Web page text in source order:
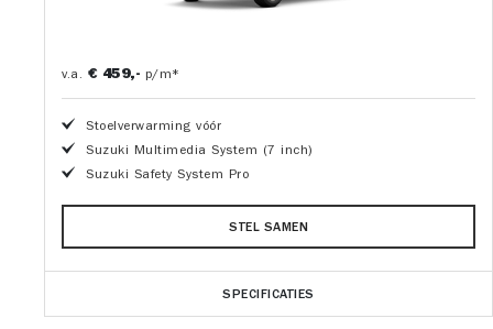
v.a. € 459,- p/m*
Stoelverwarming vóór
Suzuki Multimedia System (7 inch)
Suzuki Safety System Pro
STEL SAMEN
SPECIFICATIES